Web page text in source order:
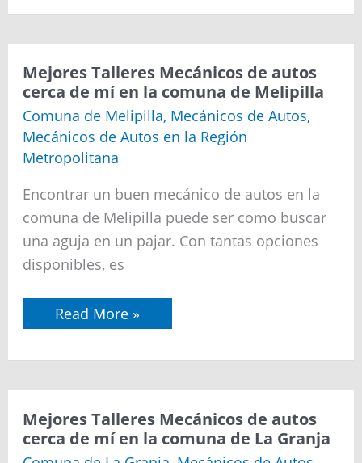
Mejores Talleres Mecánicos de autos
cerca de mí en la comuna de Melipilla
Comuna de Melipilla, Mecánicos de Autos,
Mecánicos de Autos en la Región
Metropolitana
Encontrar un buen mecánico de autos en la
comuna de Melipilla puede ser como buscar
una aguja en un pajar. Con tantas opciones
disponibles, es
Mejores
Talleres
Mecánicos
de
autos
cerca
de
mí
en
la
comuna
de
Melipilla
Read More »
Mejores Talleres Mecánicos de autos
cerca de mí en la comuna de La Granja
Mejores
Talleres
Mecánicos